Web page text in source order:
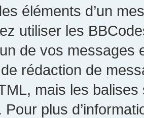
éléments d’un
utiliser les
de vos messages
rédaction de
mais les
Pour plus